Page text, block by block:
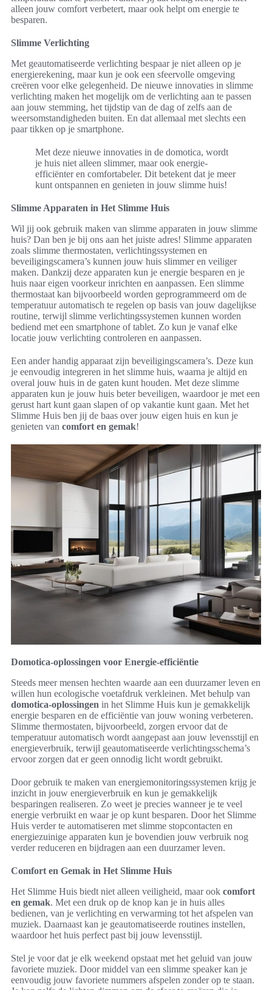
alleen jouw comfort verbetert, maar ook helpt om energie te
besparen.
Slimme Verlichting
Met geautomatiseerde verlichting bespaar je niet alleen op je
energierekening, maar kun je ook een sfeervolle omgeving
creëren voor elke gelegenheid. De nieuwe innovaties in slimme
verlichting maken het mogelijk om de verlichting aan te passen
aan jouw stemming, het tijdstip van de dag of zelfs aan de
weersomstandigheden buiten. En dat allemaal met slechts een
paar tikken op je smartphone.
Met deze nieuwe innovaties in de domotica, wordt
je huis niet alleen slimmer, maar ook energie-
efficiënter en comfortabeler. Dit betekent dat je meer
kunt ontspannen en genieten in jouw slimme huis!
Slimme Apparaten in Het Slimme Huis
Wil jij ook gebruik maken van slimme apparaten in jouw slimme
huis? Dan ben je bij ons aan het juiste adres! Slimme apparaten
zoals slimme thermostaten, verlichtingssystemen en
beveiligingscamera’s kunnen jouw huis slimmer en veiliger
maken. Dankzij deze apparaten kun je energie besparen en je
huis naar eigen voorkeur inrichten en aanpassen. Een slimme
thermostaat kan bijvoorbeeld worden geprogrammeerd om de
temperatuur automatisch te regelen op basis van jouw dagelijkse
routine, terwijl slimme verlichtingssystemen kunnen worden
bediend met een smartphone of tablet. Zo kun je vanaf elke
locatie jouw verlichting controleren en aanpassen.
Een ander handig apparaat zijn beveiligingscamera’s. Deze kun
je eenvoudig integreren in het slimme huis, waarna je altijd en
overal jouw huis in de gaten kunt houden. Met deze slimme
apparaten kun je jouw huis beter beveiligen, waardoor je met een
gerust hart kunt gaan slapen of op vakantie kunt gaan. Met het
Slimme Huis ben jij de baas over jouw eigen huis en kun je
genieten van comfort en gemak!
Domotica-oplossingen voor Energie-efficiëntie
Steeds meer mensen hechten waarde aan een duurzamer leven en
willen hun ecologische voetafdruk verkleinen. Met behulp van
domotica-oplossingen in het Slimme Huis kun je gemakkelijk
energie besparen en de efficiëntie van jouw woning verbeteren.
Slimme thermostaten, bijvoorbeeld, zorgen ervoor dat de
temperatuur automatisch wordt aangepast aan jouw levensstijl en
energieverbruik, terwijl geautomatiseerde verlichtingsschema’s
ervoor zorgen dat er geen onnodig licht wordt gebruikt.
Door gebruik te maken van energiemonitoringssystemen krijg je
inzicht in jouw energieverbruik en kun je gemakkelijk
besparingen realiseren. Zo weet je precies wanneer je te veel
energie verbruikt en waar je op kunt besparen. Door het Slimme
Huis verder te automatiseren met slimme stopcontacten en
energiezuinige apparaten kun je bovendien jouw verbruik nog
verder reduceren en bijdragen aan een duurzamer leven.
Comfort en Gemak in Het Slimme Huis
Het Slimme Huis biedt niet alleen veiligheid, maar ook comfort
en gemak. Met een druk op de knop kan je in huis alles
bedienen, van je verlichting en verwarming tot het afspelen van
muziek. Daarnaast kan je geautomatiseerde routines instellen,
waardoor het huis perfect past bij jouw levensstijl.
Stel je voor dat je elk weekend opstaat met het geluid van jouw
favoriete muziek. Door middel van een slimme speaker kan je
eenvoudig jouw favoriete nummers afspelen zonder op te staan.